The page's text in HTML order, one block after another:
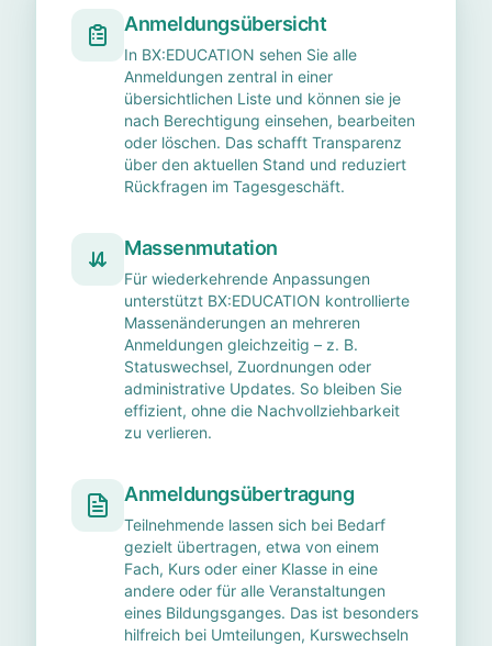
Anmeldungsübersicht
In BX:EDUCATION sehen Sie alle
Anmeldungen zentral in einer
übersichtlichen Liste und können sie je
nach Berechtigung einsehen, bearbeiten
oder löschen. Das schafft Transparenz
über den aktuellen Stand und reduziert
Rückfragen im Tagesgeschäft.
Massenmutation
Für wiederkehrende Anpassungen
unterstützt BX:EDUCATION kontrollierte
Massenänderungen an mehreren
Anmeldungen gleichzeitig – z. B.
Statuswechsel, Zuordnungen oder
administrative Updates. So bleiben Sie
effizient, ohne die Nachvollziehbarkeit
zu verlieren.
Anmeldungsübertragung
Teilnehmende lassen sich bei Bedarf
gezielt übertragen, etwa von einem
Fach, Kurs oder einer Klasse in eine
andere oder für alle Veranstaltungen
eines Bildungsganges. Das ist besonders
hilfreich bei Umteilungen, Kurswechseln